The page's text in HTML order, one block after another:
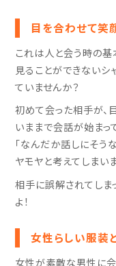
目を合わせて笑
これは人と会う時の
見ることができないシ
ていませんか？
初めて会った相手が、
いままで会話が始まっ
「なんだか話しにそう
ヤモヤと考えてしまいま
相手に誤解されてしま
よ！
女性らしい服装
女性が素敵な男性に会